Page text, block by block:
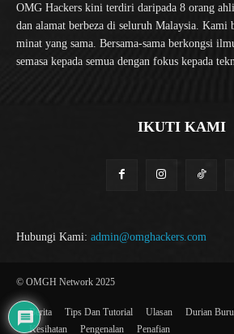
OMG Hackers kini terdiri daripada 8 orang
dan alamat berbeza di seluruh Malaysia. Kami
minat yang sama. Bersama-sama berkongsi
semasa kepada semua dengan fokus kepada
IKUTI KAMI
Hubungi Kami: admin@omghackers.com
© OMGH Network 2025
Berita Tips Dan Tutorial Ulasan Durian
Kesihatan
Pengenalan Penafian